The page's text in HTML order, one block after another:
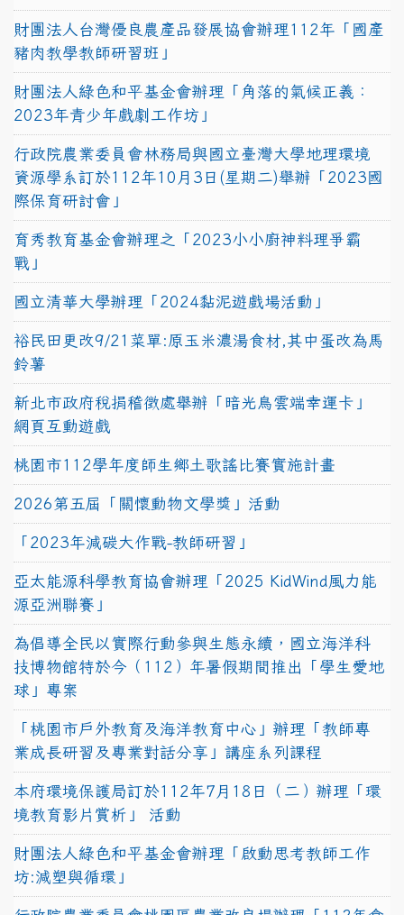
財團法人台灣優良農產品發展協會辦理112年「國產
豬肉教學教師研習班」
財團法人綠色和平基金會辦理「角落的氣候正義：
2023年青少年戲劇工作坊」
行政院農業委員會林務局與國立臺灣大學地理環境
資源學系訂於112年10月3日(星期二)舉辦「2023國
際保育研討會」
育秀教育基金會辦理之「2023小小廚神料理爭霸
戰」
國立清華大學辦理「2024黏泥遊戲場活動」
裕民田更改9/21菜單:原玉米濃湯食材,其中蛋改為馬
鈴薯
新北市政府稅捐稽徵處舉辦「暗光鳥雲端幸運卡」
網頁互動遊戲
桃園市112學年度師生鄉土歌謠比賽實施計畫
2026第五屆「關懷動物文學獎」活動
「2023年減碳大作戰-教師研習」
亞太能源科學教育協會辦理「2025 KidWind風力能
源亞洲聯賽」
為倡導全民以實際行動參與生態永續，國立海洋科
技博物館特於今（112）年暑假期間推出「學生愛地
球」專案
「桃園市戶外教育及海洋教育中心」辦理「教師專
業成長研習及專業對話分享」講座系列課程
本府環境保護局訂於112年7月18日（二）辦理「環
境教育影片賞析」 活動
財團法人綠色和平基金會辦理「啟動思考教師工作
坊:減塑與循環」